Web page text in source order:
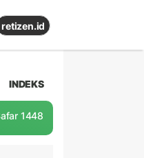
retizen.id
INDEKS
1448